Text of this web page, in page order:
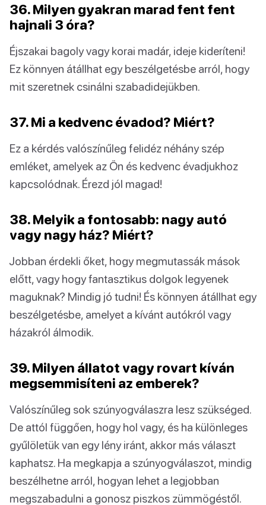
36. Milyen gyakran marad fent fent
hajnali 3 óra?
Éjszakai bagoly vagy korai madár, ideje kideríteni!
Ez könnyen átállhat egy beszélgetésbe arról, hogy
mit szeretnek csinálni szabadidejükben.
37. Mi a kedvenc évadod? Miért?
Ez a kérdés valószínűleg felidéz néhány szép
emléket, amelyek az Ön és kedvenc évadjukhoz
kapcsolódnak. Érezd jól magad!
38. Melyik a fontosabb: nagy autó
vagy nagy ház? Miért?
Jobban érdekli őket, hogy megmutassák mások
előtt, vagy hogy fantasztikus dolgok legyenek
maguknak? Mindig jó tudni! És könnyen átállhat egy
beszélgetésbe, amelyet a kívánt autókról vagy
házakról álmodik.
39. Milyen állatot vagy rovart kíván
megsemmisíteni az emberek?
Valószínűleg sok szúnyogválaszra lesz szükséged.
De attól függően, hogy hol vagy, és ha különleges
gyűlöletük van egy lény iránt, akkor más választ
kaphatsz. Ha megkapja a szúnyogválaszot, mindig
beszélhetne arról, hogyan lehet a legjobban
megszabadulni a gonosz piszkos zümmögéstől.